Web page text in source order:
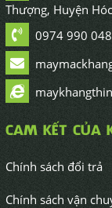
Thượng, Huyện
0974 990
CAM KẾT CỦA
Chính sách đổi trả
Chính sách vận